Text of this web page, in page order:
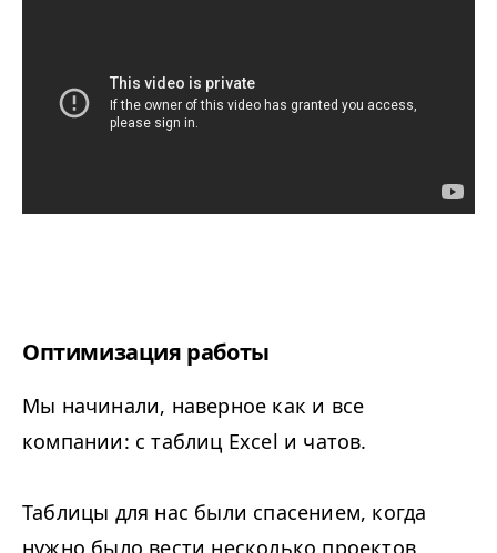
Оптимизация работы
Мы начинали, наверное как и все
компании: с таблиц Excel и чатов.
Таблицы для нас были спасением, когда
нужно было вести несколько проектов